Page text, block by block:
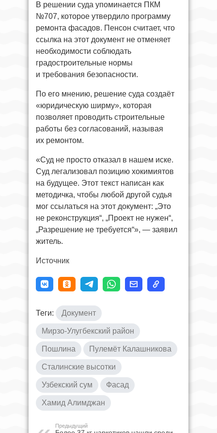
В решении суда упоминается ПКМ
№707, которое утвердило программу
ремонта фасадов. Пенсон считает, что
ссылка на этот документ не отменяет
необходимости соблюдать
градостроительные нормы
и требования безопасности.
По его мнению, решение суда создаёт
«юридическую ширму», которая
позволяет проводить строительные
работы без согласований, называя
их ремонтом.
«Суд не просто отказал в нашем иске.
Суд легализовал позицию хокимиятов
на будущее. Этот текст написан как
методичка, чтобы любой другой судья
мог ссылаться на этот документ: „Это
не реконструкция“, „Проект не нужен“,
„Разрешение не требуется“», — заявил
житель.
Источник
Теги: Документ
Мирзо-Улугбекский район
Пошлина Пулемёт Калашникова
Сталинские высотки
Узбекский сум Фасад
Хамид Алимджан
Предыдущий